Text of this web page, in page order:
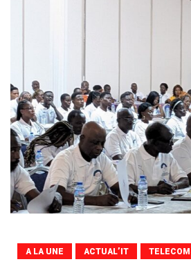
A LA UNE ACTUAL’IT